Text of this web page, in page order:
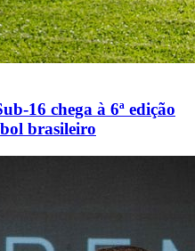
16 chega à 6ª edição
brasileiro